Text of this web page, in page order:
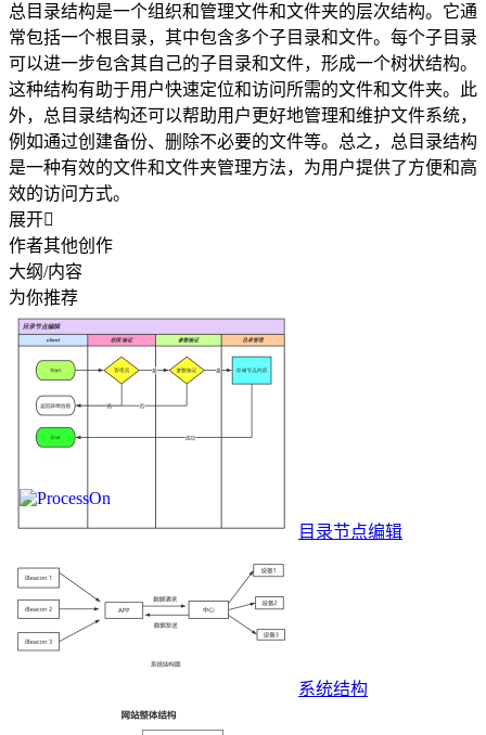
总目录结构是一个组织和管理文件和文件夹的层次结构。它通
常包括一个根目录，其中包含多个子目录和文件。每个子目录
可以进一步包含其自己的子目录和文件，形成一个树状结构。
这种结构有助于用户快速定位和访问所需的文件和文件夹。此
外，总目录结构还可以帮助用户更好地管理和维护文件系统，
例如通过创建备份、删除不必要的文件等。总之，总目录结构
是一种有效的文件和文件夹管理方法，为用户提供了方便和高
效的访问方式。
展开
作者其他创作
大纲/内容
为你推荐
目录节点编辑
系统结构